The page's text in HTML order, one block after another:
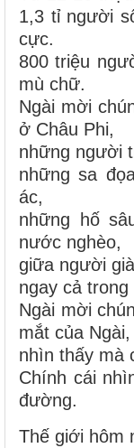
1,3 tỉ người
cực.
800 triệu
mù chữ.
Ngài mời
ở Châu Phi,
những người
những sa
ác,
những hố
nước nghèo,
giữa người
ngay cả
Ngài mời
mắt của Ngài,
nhìn thấy mà
Chính cái
đường.
Thế giới hôm